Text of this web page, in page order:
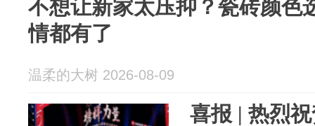
不想让新家太压抑？瓷砖颜色
情都有了
温柔的大树 2026-08-09
喜报 | 热烈